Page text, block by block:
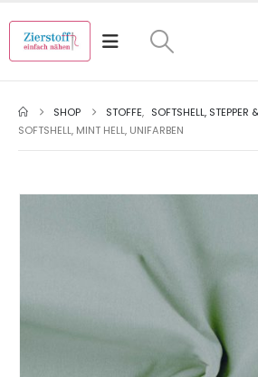
SHOP STOFFE, SOFTSHELL, STEPPER
SOFTSHELL, MINT HELL, UNIFARBEN